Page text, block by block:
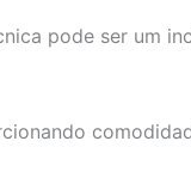
pode ser um